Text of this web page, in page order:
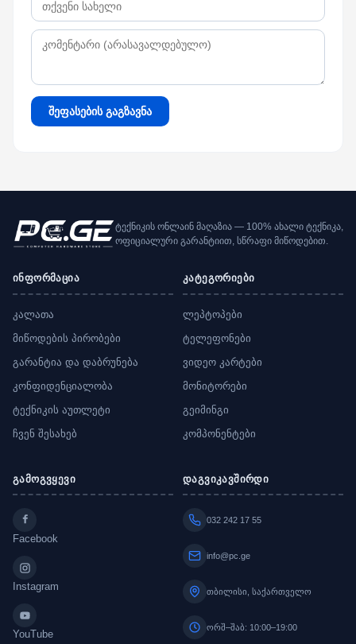
შეფასების გაგზავნა
ტექნიკის ონლაინ მაღაზია — 100% ახალი ტექნიკა,
ოფიციალური გარანტიით, სწრაფი მიწოდებით.
ინფორმაცია
კალათა
მიწოდების პირობები
გარანტია და დაბრუნება
კონფიდენციალობა
ტექნიკის აუთლეტი
ჩვენ შესახებ
კატეგორიები
ლეპტოპები
ტელეფონები
ვიდეო კარტები
მონიტორები
გეიმინგი
კომპონენტები
გამოგვყევი
Facebook
Instagram
YouTube
დაგვიკავშირდი
032 242 17 55
info@pc.ge
თბილისი, საქართველო
ორშ–შაბ: 10:00–19:00